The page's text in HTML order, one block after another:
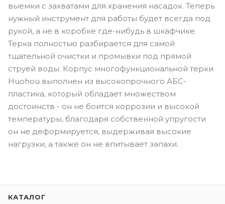
выемки с захватами для хранения насадок. Теперь
нужный инструмент для работы будет всегда под
рукой, а не в коробке где-нибудь в шкафчике.
Терка полностью разбирается для самой
тщательной очистки и промывки под прямой
струей воды. Корпус многофункциональной терки
Huohou выполнен из высокопрочного АБС-
пластика, который обладает множеством
достоинств - он не боится коррозии и высокой
температуры, благодаря собственной упругости
он не деформируется, выдерживая высокие
нагрузки, а также он не впитывает запахи.
КАТАЛОГ